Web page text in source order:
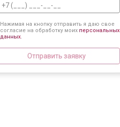
Нажимая на кнопку отправить я даю свое
согласие на обработку моих персональных
данных.
Отправить заявку